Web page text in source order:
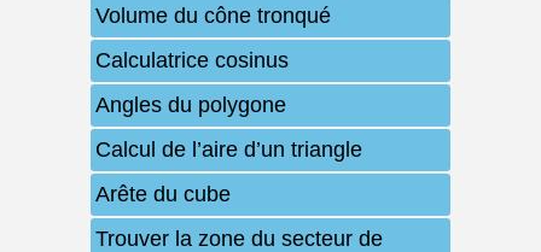
Volume du cône tronqué
Calculatrice cosinus
Angles du polygone
Calcul de l’aire d’un triangle
Arête du cube
Trouver la zone du secteur de